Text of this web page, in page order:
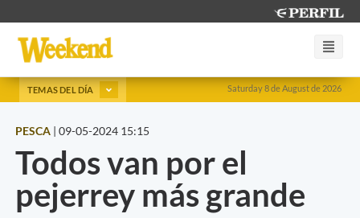
Saturday 8 de August de 2026
TEMAS DEL DÍA
PESCA | 09-05-2024 15:15
Todos van por el
pejerrey más grande